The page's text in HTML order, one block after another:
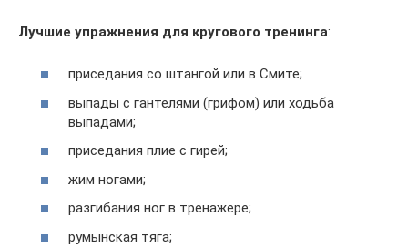
Лучшие упражнения для кругового тренинга:
приседания со штангой или в Смите;
выпады с гантелями (грифом) или ходьба
выпадами;
приседания плие с гирей;
жим ногами;
разгибания ног в тренажере;
румынская тяга;